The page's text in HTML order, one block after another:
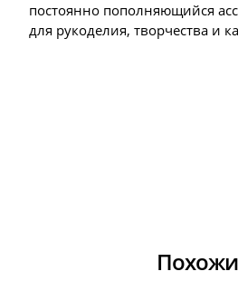
постоянно пополняющийся
для рукоделия, творчества и